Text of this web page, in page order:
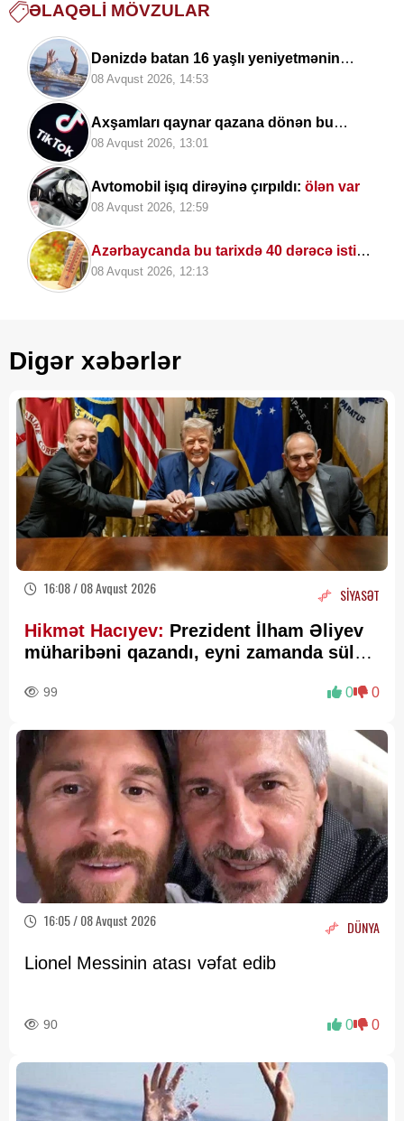
ƏLAQƏLI MÖVZULAR
Dənizdə batan 16 yaşlı yeniyetmənin
meyiti tapılıb
08 Avqust 2026, 14:53
Axşamları qaynar qazana dönən bu
platforma bir zümrə qadınlarla dolu olur...
08 Avqust 2026, 13:01
Avtomobil işıq dirəyinə çırpıldı: ölən var
08 Avqust 2026, 12:59
Azərbaycanda bu tarixdə 40 dərəcə isti
OLACAQ
08 Avqust 2026, 12:13
Digər xəbərlər
16:08 / 08 Avqust 2026 SİYASƏT
Hikmət Hacıyev: Prezident İlham Əliyev
müharibəni qazandı, eyni zamanda sülhü
99 0 0
16:05 / 08 Avqust 2026 DÜNYA
Lionel Messinin atası vəfat edib
90 0 0